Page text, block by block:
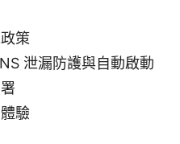
策
泄漏防護與自動啟動
驗